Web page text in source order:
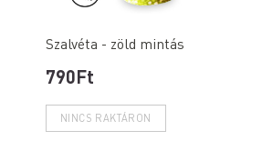
Szalvéta - zöld mintás
790Ft